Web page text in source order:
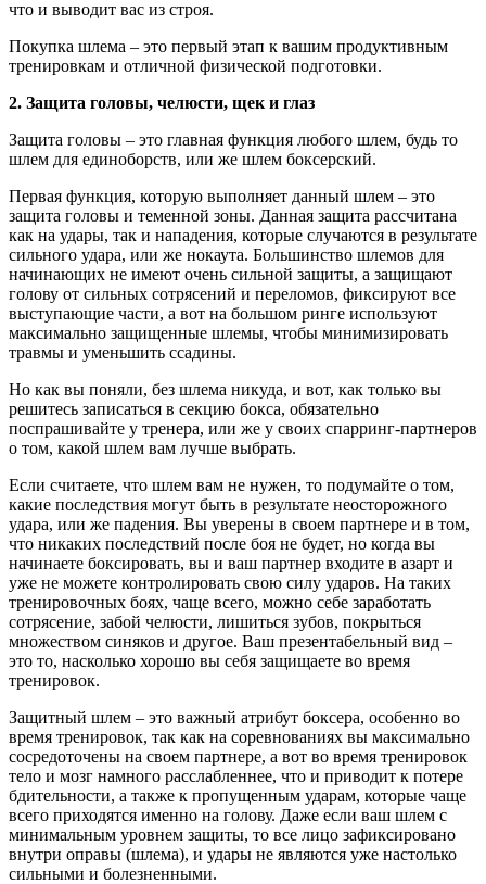
что и выводит вас из строя.
Покупка шлема – это первый этап к вашим продуктивным
тренировкам и отличной физической подготовки.
2. Защита головы, челюсти, щек и глаз
Защита головы – это главная функция любого шлем, будь то
шлем для единоборств, или же шлем боксерский.
Первая функция, которую выполняет данный шлем – это
защита головы и теменной зоны. Данная защита рассчитана
как на удары, так и нападения, которые случаются в результате
сильного удара, или же нокаута. Большинство шлемов для
начинающих не имеют очень сильной защиты, а защищают
голову от сильных сотрясений и переломов, фиксируют все
выступающие части, а вот на большом ринге используют
максимально защищенные шлемы, чтобы минимизировать
травмы и уменьшить ссадины.
Но как вы поняли, без шлема никуда, и вот, как только вы
решитесь записаться в секцию бокса, обязательно
поспрашивайте у тренера, или же у своих спарринг-партнеров
о том, какой шлем вам лучше выбрать.
Если считаете, что шлем вам не нужен, то подумайте о том,
какие последствия могут быть в результате неосторожного
удара, или же падения. Вы уверены в своем партнере и в том,
что никаких последствий после боя не будет, но когда вы
начинаете боксировать, вы и ваш партнер входите в азарт и
уже не можете контролировать свою силу ударов. На таких
тренировочных боях, чаще всего, можно себе заработать
сотрясение, забой челюсти, лишиться зубов, покрыться
множеством синяков и другое. Ваш презентабельный вид –
это то, насколько хорошо вы себя защищаете во время
тренировок.
Защитный шлем – это важный атрибут боксера, особенно во
время тренировок, так как на соревнованиях вы максимально
сосредоточены на своем партнере, а вот во время тренировок
тело и мозг намного расслабленнее, что и приводит к потере
бдительности, а также к пропущенным ударам, которые чаще
всего приходятся именно на голову. Даже если ваш шлем с
минимальным уровнем защиты, то все лицо зафиксировано
внутри оправы (шлема), и удары не являются уже настолько
сильными и болезненными.